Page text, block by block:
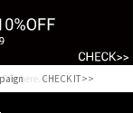
here. >>CHECK IT>>